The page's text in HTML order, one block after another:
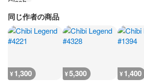
同じ作者の商品
¥1,300 ¥5,300 ¥1,400